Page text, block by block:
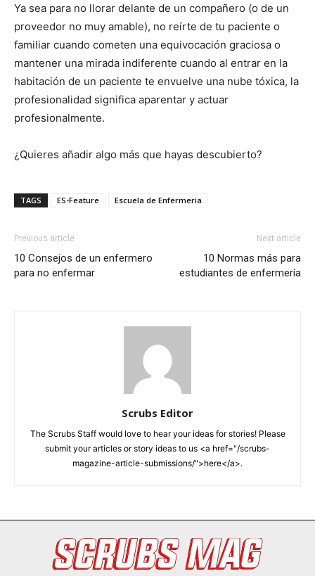
Ya sea para no llorar delante de un compañero (o de un
proveedor no muy amable), no reírte de tu paciente o
familiar cuando cometen una equivocación graciosa o
mantener una mirada indiferente cuando al entrar en la
habitación de un paciente te envuelve una nube tóxica, la
profesionalidad significa aparentar y actuar
profesionalmente.
¿Quieres añadir algo más que hayas descubierto?
TAGS ES-Feature Escuela de Enfermeria
Previous article
10 Consejos de un enfermero
para no enfermar
Next article
10 Normas más para
estudiantes de enfermería
Scrubs Editor
The Scrubs Staff would love to hear your ideas for stories! Please
submit your articles or story ideas to us <a href="/scrubs-
magazine-article-submissions/">here</a>.